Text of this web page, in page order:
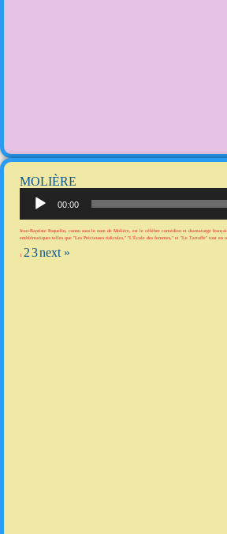
MOLIÈRE
00:00
Jean-Baptiste Poquelin, connu sous le nom de Molière, est le célèbre comédien et dramaturge
emblématiques telles que "Les Précieuses ridicules," "L'École des femmes," et "Le Tartuffe" tout en
1 23next »